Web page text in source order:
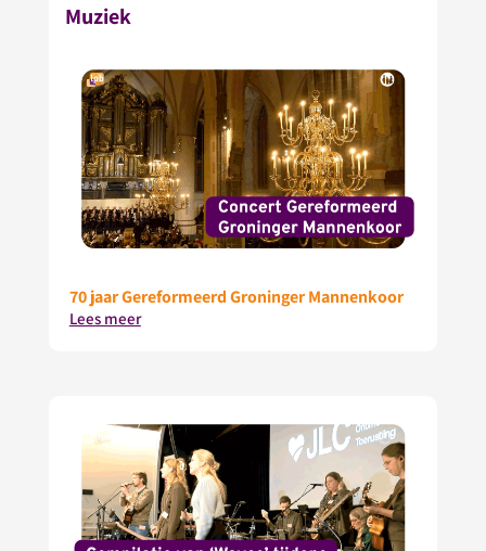
Muziek
70 jaar Gereformeerd Groninger Mannenkoor
Lees meer